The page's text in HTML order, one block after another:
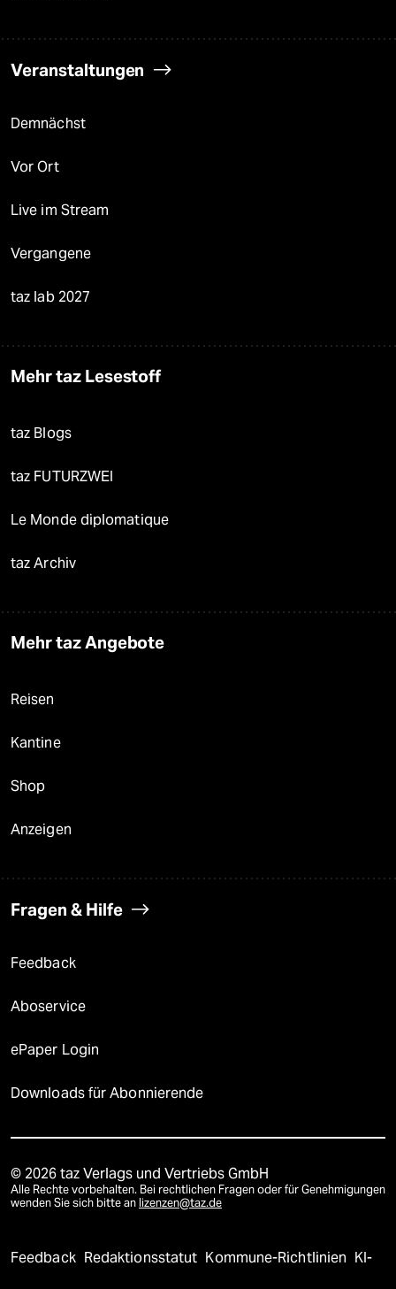
Veranstaltungen
Demnächst
Vor Ort
Live im Stream
Vergangene
taz lab 2027
Mehr taz Lesestoff
taz Blogs
taz FUTURZWEI
Le Monde diplomatique
taz Archiv
Mehr taz Angebote
Reisen
Kantine
Shop
Anzeigen
Fragen & Hilfe
Feedback
Aboservice
ePaper Login
Downloads für Abonnierende
© 2026 taz Verlags und Vertriebs GmbH
Alle Rechte vorbehalten. Bei rechtlichen Fragen oder für Genehmigungen
wenden Sie sich bitte an lizenzen@taz.de
Feedback Redaktionsstatut Kommune-Richtlinien KI-